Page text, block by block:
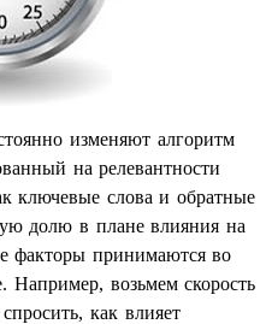
изменяют алгоритм
на релевантности
ключевые слова и обратные
долю в плане влияния на
факторы принимаются во
возьмем скорость
как влияет